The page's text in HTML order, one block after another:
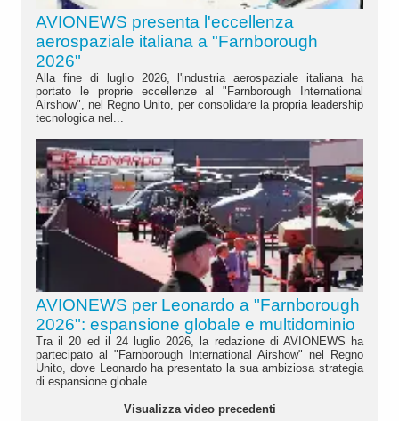
AVIONEWS presenta l'eccellenza
aerospaziale italiana a "Farnborough
2026"
Alla fine di luglio 2026, l'industria aerospaziale italiana ha
portato le proprie eccellenze al "Farnborough International
Airshow", nel Regno Unito, per consolidare la propria leadership
tecnologica nel...
AVIONEWS per Leonardo a "Farnborough
2026": espansione globale e multidominio
Tra il 20 ed il 24 luglio 2026, la redazione di AVIONEWS ha
partecipato al "Farnborough International Airshow" nel Regno
Unito, dove Leonardo ha presentato la sua ambiziosa strategia
di espansione globale....
Visualizza video precedenti